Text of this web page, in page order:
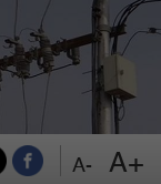
+A
-A